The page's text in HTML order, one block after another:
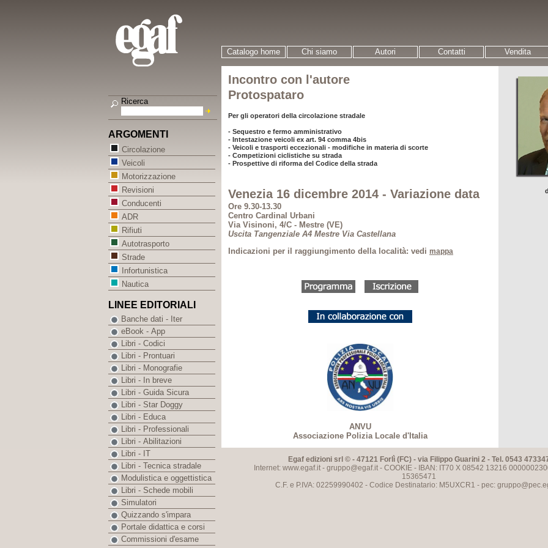
Catalogo home Chi siamo Autori Contatti Vendita
Incontro con l'autore
Protospataro
Per gli operatori della circolazione stradale
- Sequestro e fermo amministrativo
- Intestazione veicoli ex art. 94 comma 4bis
- Veicoli e trasporti eccezionali - modifiche in materia di scorte
- Competizioni ciclistiche su strada
- Prospettive di riforma del Codice della strada
Venezia 16 dicembre 2014 - Variazione data
Ore 9.30-13.30
Centro Cardinal Urbani
Via Visinoni, 4/C - Mestre (VE)
Uscita Tangenziale A4 Mestre Via Castellana
Indicazioni per il raggiungimento della località: vedi mappa
ANVU
Associazione Polizia Locale d'Italia
Egaf edizioni srl © - 47121 Forlì (FC) - via Filippo Guarini 2 - Tel. 0543
Internet: www.egaf.it - gruppo@egaf.it- COOKIE- IBAN: IT70 X 08542 13216
15365471
C.F. e P.IVA: 02259990402 - Codice Destinatario: M5UXCR1 - pec:
Ricerca
ARGOMENTI
Circolazione
Veicoli
Motorizzazione
Revisioni
Conducenti
ADR
Rifiuti
Autotrasporto
Strade
Infortunistica
Nautica
LINEE EDITORIALI
Banche dati - Iter
eBook - App
Libri - Codici
Libri - Prontuari
Libri - Monografie
Libri - In breve
Libri - Guida Sicura
Libri - Star Doggy
Libri - Educa
Libri - Professionali
Libri - Abilitazioni
Libri - IT
Libri - Tecnica stradale
Modulistica e oggettistica
Libri - Schede mobili
Simulatori
Quizzando s'impara
Portale didattica e corsi
Commissioni d'esame